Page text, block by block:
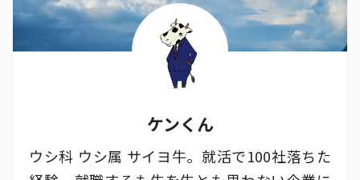
ケンくん
ウシ科 ウシ属 サイヨ牛。就活で100社落ちた